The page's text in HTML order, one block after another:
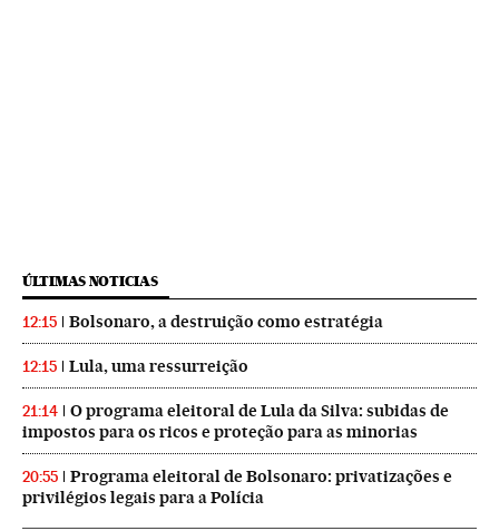
ÚLTIMAS NOTICIAS
12:15 Bolsonaro, a destruição como estratégia
12:15 Lula, uma ressurreição
21:14
O programa eleitoral de Lula da Silva: subidas de
impostos para os ricos e proteção para as minorias
20:55
Programa eleitoral de Bolsonaro: privatizações e
privilégios legais para a Polícia